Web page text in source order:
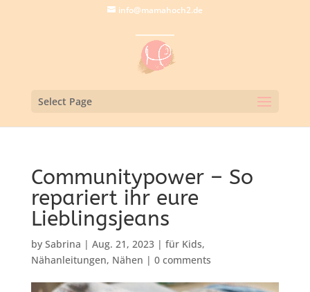
info@mamahoch2.de
Select Page
Communitypower – So
repariert ihr eure
Lieblingsjeans
by Sabrina | Aug. 21, 2023| für Kids,
Nähanleitungen, Nähen | 0 comments